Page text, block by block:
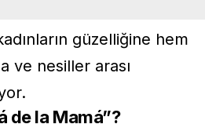
güzelliğine hem
ve nesiller arası
de la Mamá”?